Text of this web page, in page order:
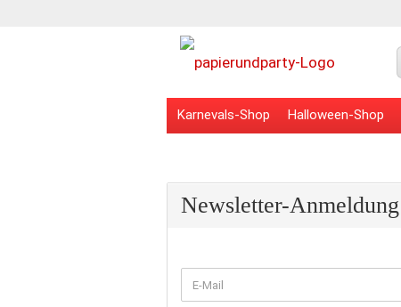
Karnevals-Shop Halloween-Shop
Newsletter-Anmeldung
ZUR
E-
Mail